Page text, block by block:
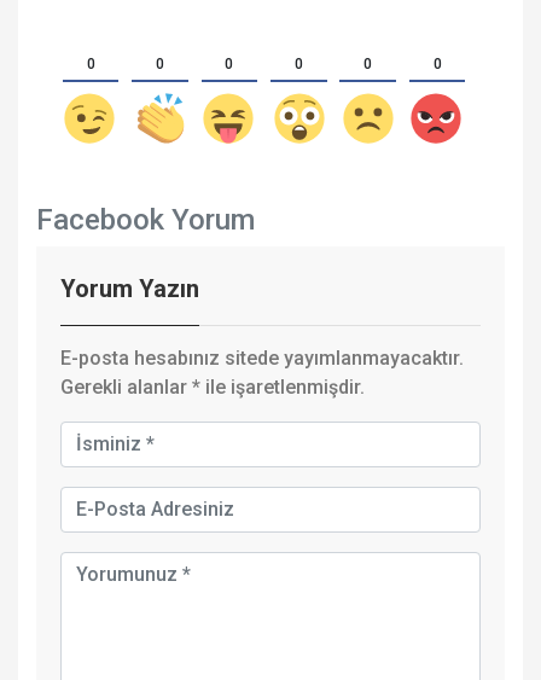
0 0 0 0 0 0
Facebook Yorum
Yorum Yazın
E-posta hesabınız sitede yayımlanmayacaktır.
Gerekli alanlar * ile işaretlenmişdir.